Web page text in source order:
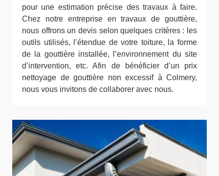
pour une estimation précise des travaux à faire.
Chez notre entreprise en travaux de gouttière,
nous offrons un devis selon quelques critères : les
outils utilisés, l’étendue de votre toiture, la forme
de la gouttière installée, l’environnement du site
d’intervention, etc. Afin de bénéficier d’un prix
nettoyage de gouttière non excessif à Colmery,
nous vous invitons de collaborer avec nous.